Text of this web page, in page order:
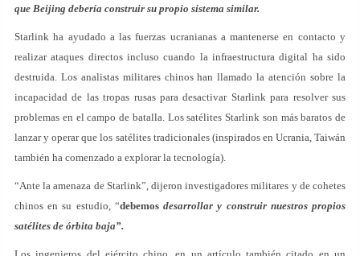
que Beijing debería construir su propio sistema similar.
Starlink ha ayudado a las fuerzas ucranianas a mantenerse en contacto y
realizar ataques directos incluso cuando la infraestructura digital ha sido
destruida. Los analistas militares chinos han llamado la atención sobre la
incapacidad de las tropas rusas para desactivar Starlink para resolver sus
problemas en el campo de batalla. Los satélites Starlink son más baratos de
lanzar y operar que los satélites tradicionales (inspirados en Ucrania, Taiwán
también ha comenzado a explorar la tecnología).
“Ante la amenaza de Starlink”, dijeron investigadores militares y de cohetes
chinos en su estudio, “debemosdesarrollar y construir nuestros propios
satélites de órbita baja”.